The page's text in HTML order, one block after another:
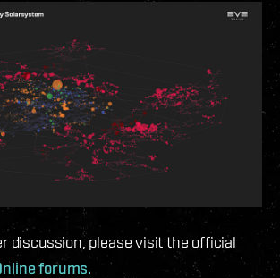
discussion, please visit the official
forums.